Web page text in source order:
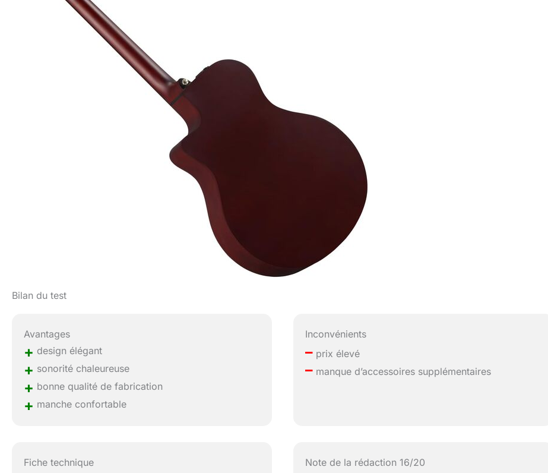
Bilan du test
Avantages
+ design élégant
+ sonorité chaleureuse
+ bonne qualité de fabrication
+ manche confortable
Inconvénients
– prix élevé
– manque d’accessoires supplémentaires
Fiche technique Note de la rédaction 16/20